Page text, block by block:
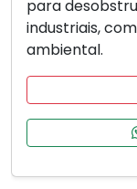
para
industriais,
ambiental.